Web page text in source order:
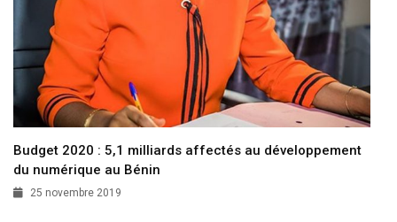
Budget 2020 : 5,1 milliards affectés au développement
du numérique au Bénin
25 novembre 2019